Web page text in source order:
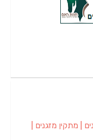
| מתקין מזגנים |